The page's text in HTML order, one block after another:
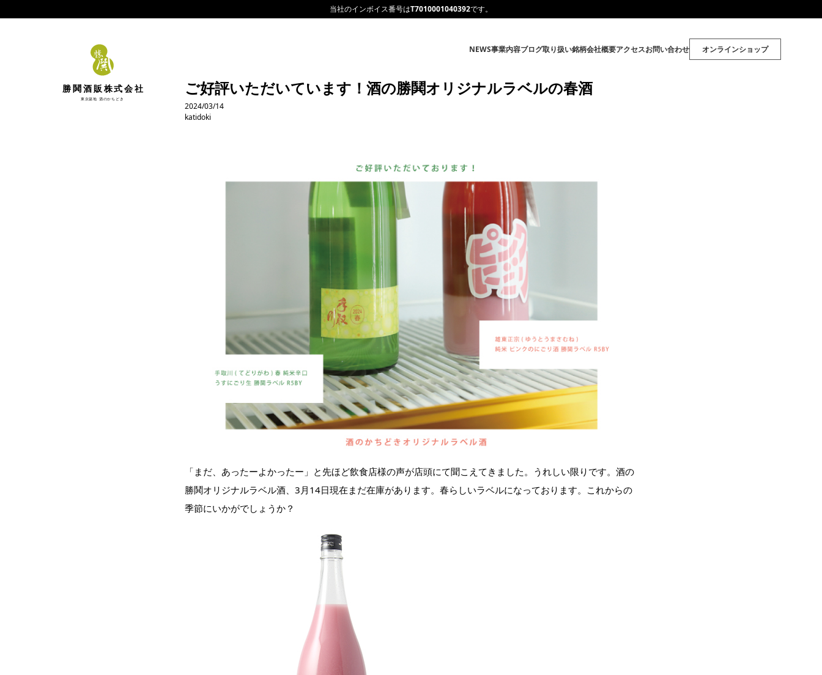
当社のインボイス番号はT7010001040392です。
勝鬨酒販株式会社
東京築地 酒のかちどき
NEWS事業内容ブログ取り扱い銘柄会社概要アクセスお問い合わせ オンラインショップ
ご好評いただいています！酒の勝鬨オリジナルラベルの春酒
2024/03/14
katidoki
「まだ、あったーよかったー」と先ほど飲食店様の声が店頭にて聞こえてきました。うれしい限りです。酒の
勝鬨オリジナルラベル酒、3月14日現在まだ在庫があります。春らしいラベルになっております。これからの
季節にいかがでしょうか？